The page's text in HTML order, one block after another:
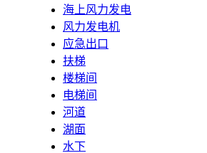
海上风力发电
风力发电机
应急出口
扶梯
楼梯间
电梯间
河道
湖面
水下